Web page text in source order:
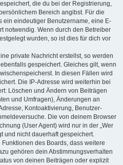
die du bei der Registrierung,
Bereich angibst. Für die
ein eindeutiger Benutzername, eine E-
notwendig. Wenn durch den Betreiber
wurden, so ist dies für dich vor
private Nachricht erstellst, so werden
gespeichert. Gleiches gilt, wenn
In diesen Fällen wird
Die IP-Adresse wird weiterhin bei
Löschen und Ändern von Beiträgen
und Umfragen), Änderungen an
Kontoaktivierung, Benutzer-
Die von deinem Browser
(User Agent) wird nur in der „Wer
und nicht dauerhaft gespeichert.
des Boards, dass weitere
gehören dein Abstimmungsverhalten
von deinen Beiträgen oder explizit